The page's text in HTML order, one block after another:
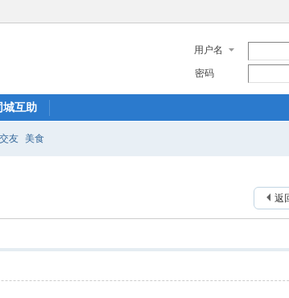
用户名
密码
城互助
交友 美食
返